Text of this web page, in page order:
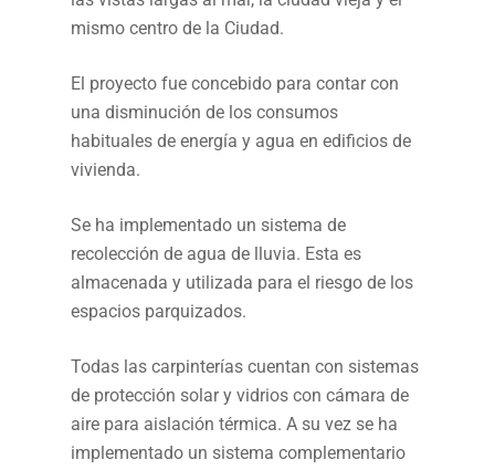
mismo centro de la Ciudad.
El proyecto fue concebido para contar con
una disminución de los consumos
habituales de energía y agua en edificios de
vivienda.
Se ha implementado un sistema de
recolección de agua de lluvia. Esta es
almacenada y utilizada para el riesgo de los
espacios parquizados.
Todas las carpinterías cuentan con sistemas
de protección solar y vidrios con cámara de
aire para aislación térmica. A su vez se ha
implementado un sistema complementario